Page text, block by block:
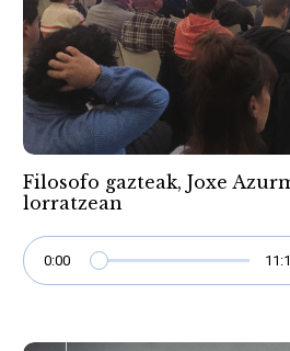
Filosofo gazteak, Joxe
lorratzean
0:00